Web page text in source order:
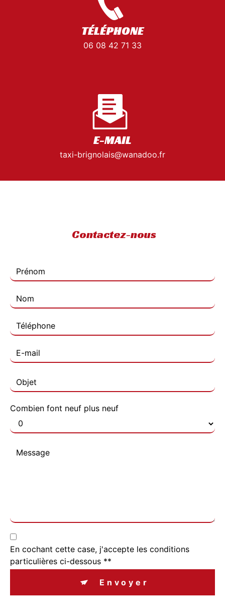
TÉLÉPHONE
06 08 42 71 33
E-MAIL
taxi-brignolais@wanadoo.fr
Contactez-nous
Combien font neuf plus neuf
En cochant cette case, j'accepte les conditions
particulières ci-dessous **
Envoyer